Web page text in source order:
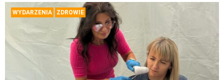
WYDARZENIA ZDROWIE